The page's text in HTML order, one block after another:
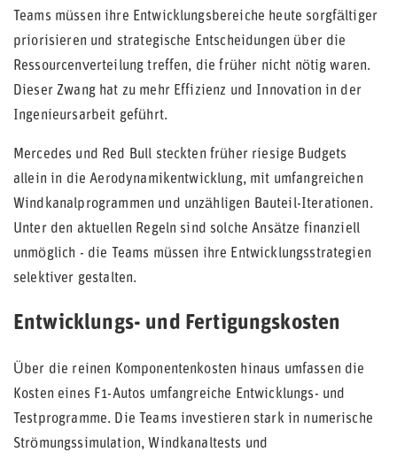
Teams müssen ihre Entwicklungsbereiche heute sorgfältiger
priorisieren und strategische Entscheidungen über die
Ressourcenverteilung treffen, die früher nicht nötig waren.
Dieser Zwang hat zu mehr Effizienz und Innovation in der
Ingenieursarbeit geführt.
Mercedes und Red Bull steckten früher riesige Budgets
allein in die Aerodynamikentwicklung, mit umfangreichen
Windkanalprogrammen und unzähligen Bauteil-Iterationen.
Unter den aktuellen Regeln sind solche Ansätze finanziell
unmöglich - die Teams müssen ihre Entwicklungsstrategien
selektiver gestalten.
Entwicklungs- und Fertigungskosten
Über die reinen Komponentenkosten hinaus umfassen die
Kosten eines F1-Autos umfangreiche Entwicklungs- und
Testprogramme. Die Teams investieren stark in numerische
Strömungssimulation, Windkanaltests und